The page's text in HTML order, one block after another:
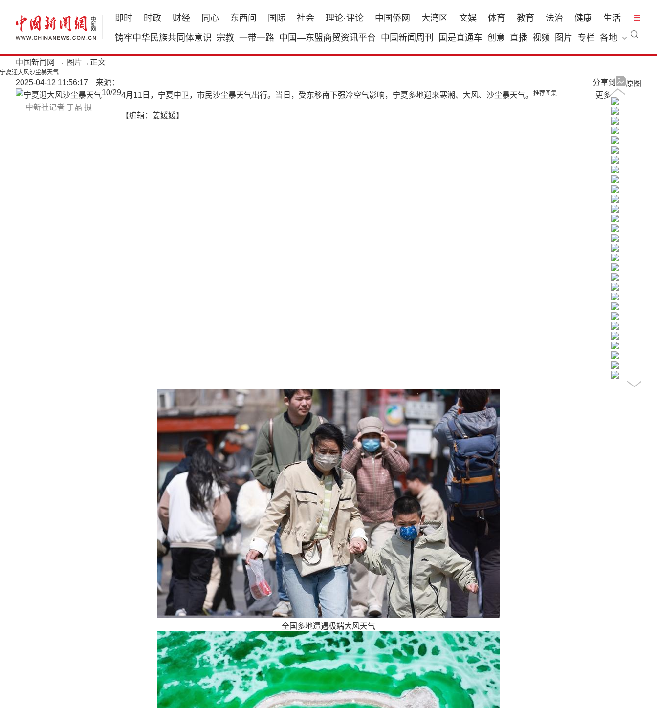
即时 时政 财经 同心 东西问 国际 社会 理论·评论 中国侨网 大湾区 文娱 体育 教育 法治 健康
生活
铸牢中华民族共同体意识 宗教 一带一路 中国—东盟商贸资讯平台 中国新闻周刊 国是直通车 创意 直播 视频 图片 专栏 各地
中国新闻网 → 图片 →正文
宁夏迎大风沙尘暴天气
2025-04-12 11:56:17 来源： 原图
分享到
中新社记者 于晶 摄
10/294月11日，宁夏中卫，市民沙尘暴天气出行。当日，受东移南下强冷空气影响，宁夏多地迎来寒潮、大风、沙尘暴天气。
【编辑：姜媛媛】
推荐图集 更多
全国多地遭遇极端大风天气